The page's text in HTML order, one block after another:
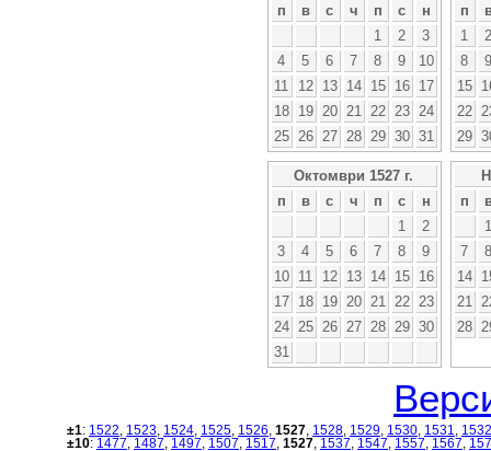
п
в с ч п с
н
1
2
3
4
5 6 7 8 9
10
11
12 13 14 15 16
17
18
19 20 21 22 23
24
25
26 27 28 29 30 31
п
1
2
8
9
15
22
29
Октомври 1527 г.
п
в с ч п с
н
1
2
3
4 5 6 7 8
9
10
11 12 13 14 15
16
17
18 19 20 21 22
23
24
25 26 27 28 29 30
31
п
1
7
8
14
21
28
±1: 1522 1523 1524 1525 1526 1527 1528 1529 1530 1531
1532
±10: 1477 1487 1497 1507 1517 1527 1537 1547 1557 1567